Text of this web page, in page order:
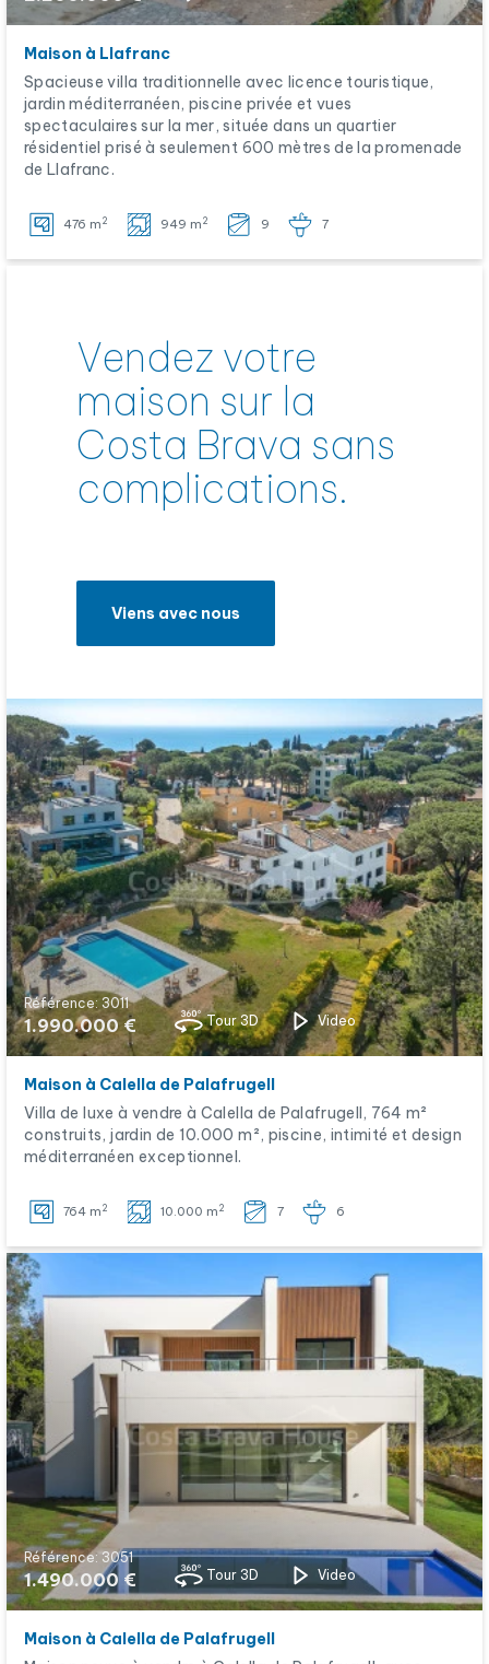
Maison à Llafranc
Spacieuse villa traditionnelle avec licence touristique,
jardin méditerranéen, piscine privée et vues
spectaculaires sur la mer, située dans un quartier
résidentiel prisé à seulement 600 mètres de la promenade
de Llafranc.
476 m 2 949 m 2 9 7
Vendez votre
maison sur la
Costa Brava sans
complications.
Viens avec nous
Référence: 3011
1.990.000 € Tour 3D Video
Maison à Calella de Palafrugell
Villa de luxe à vendre à Calella de Palafrugell, 764 m²
construits, jardin de 10.000 m², piscine, intimité et design
méditerranéen exceptionnel.
764 m 2 10.000 m 2 7 6
Référence: 3051
1.490.000 € Tour 3D Video
Maison à Calella de Palafrugell